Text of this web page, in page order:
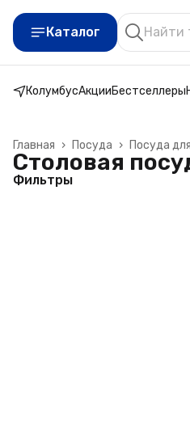
Каталог
КолумбусАкцииБестселлеры
Посуда
Посуда ›
Главная ›
Столовая
Фильтры